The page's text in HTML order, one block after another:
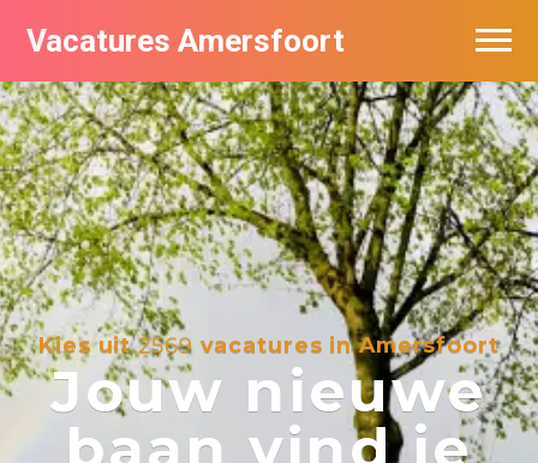
Vacatures Amersfoort
Kies uit2569 vacatures in Amersfoort
Jouw nieuwe
baan vind je
Vacatures per bedrijf
De populairste vacatures in Amersfoort
Nieuwsbrief feed